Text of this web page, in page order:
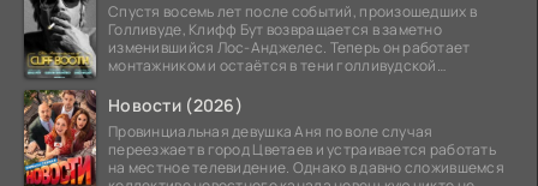
Спустя восемь лет после событий, произошедших в
Голливуде, Клифф Бут возвращается в заметно
изменившийся Лос-Анджелес. Теперь он работает
монтажником и остаётся в тени голливудской
Новости (2026)
Провинциальная девушка Аня по воле случая
переезжает в город Цветаев и устраивается работать
на местное телевидение. Однако в давно сложившемся